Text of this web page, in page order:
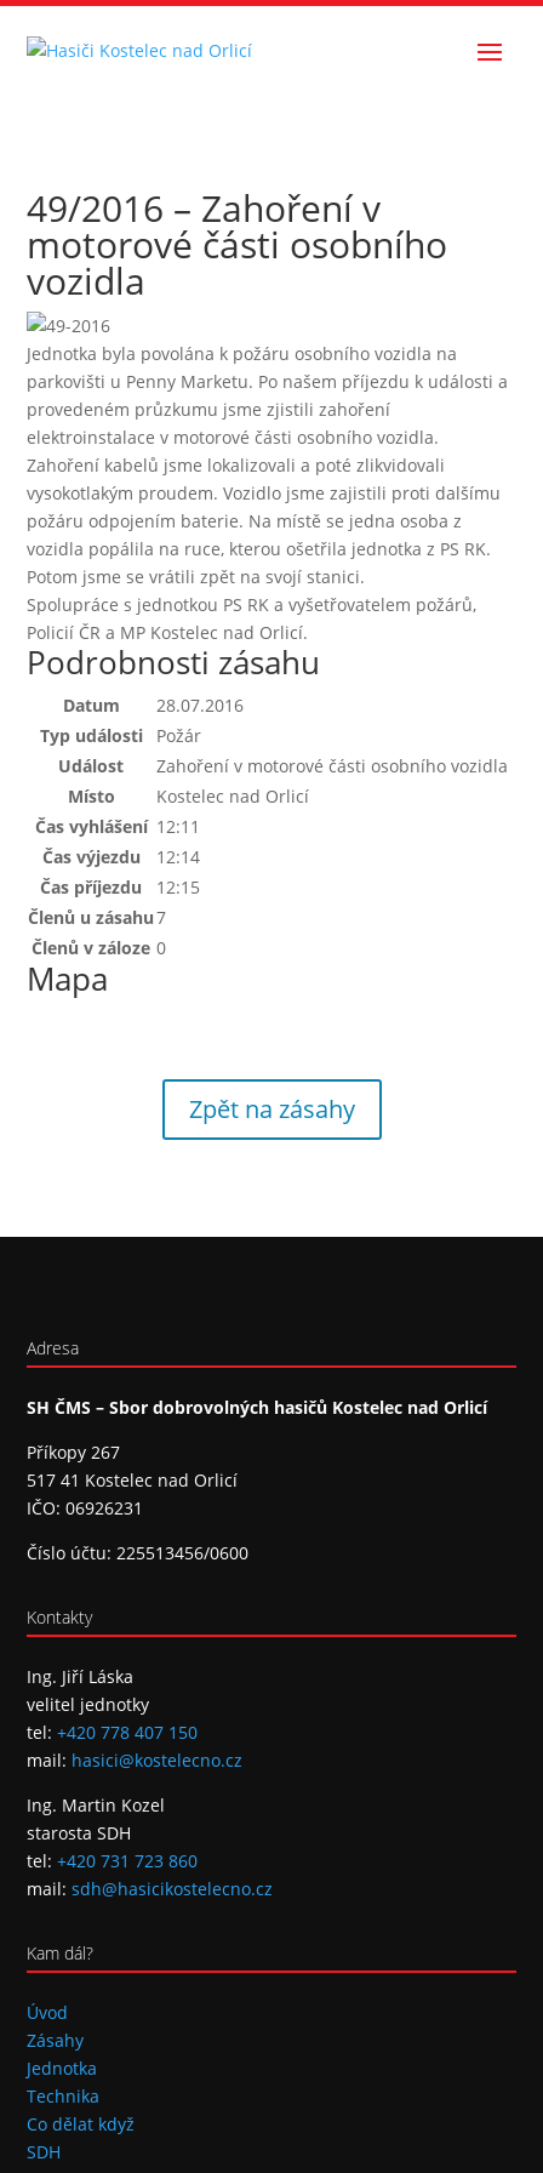
49/2016 – Zahoření v
motorové části osobního
vozidla
Jednotka byla povolána k požáru osobního vozidla na
parkovišti u Penny Marketu. Po našem příjezdu k události a
provedeném průzkumu jsme zjistili zahoření
elektroinstalace v motorové části osobního vozidla.
Zahoření kabelů jsme lokalizovali a poté zlikvidovali
vysokotlakým proudem. Vozidlo jsme zajistili proti dalšímu
požáru odpojením baterie. Na místě se jedna osoba z
vozidla popálila na ruce, kterou ošetřila jednotka z PS RK.
Potom jsme se vrátili zpět na svojí stanici.
Spolupráce s jednotkou PS RK a vyšetřovatelem požárů,
Policií ČR a MP Kostelec nad Orlicí.
Podrobnosti zásahu
Datum
28.07.2016
Typ události
Požár
Událost
Zahoření v motorové části osobního vozidla
Místo
Kostelec nad Orlicí
Čas vyhlášení 12:11
Čas výjezdu
12:14
Čas příjezdu
12:15
Členů u zásahu7
Členů v záloze 0
Mapa
Zpět na zásahy
Adresa
SH ČMS – Sbor dobrovolných hasičů Kostelec nad Orlicí
Příkopy 267
517 41 Kostelec nad Orlicí
IČO: 06926231
Číslo účtu: 225513456/0600
Kontakty
Ing. Jiří Láska
velitel jednotky
tel:+420 778 407 150
mail: hasici@kostelecno.cz
Ing. Martin Kozel
starosta SDH
tel:+420 731 723 860
mail:sdh@hasicikostelecno.cz
Kam dál?
Úvod
Zásahy
Jednotka
Technika
Co dělat když
SDH